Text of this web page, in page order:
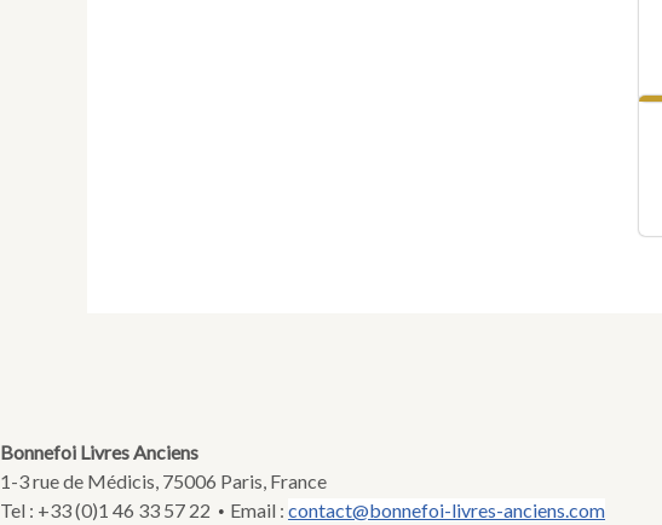
Bonnefoi Livres Anciens
1-3 rue de Médicis, 75006 Paris, France
Tel : +33 (0)1 46 33 57 22 • Email : contact@bonnefoi-livres-anciens.com